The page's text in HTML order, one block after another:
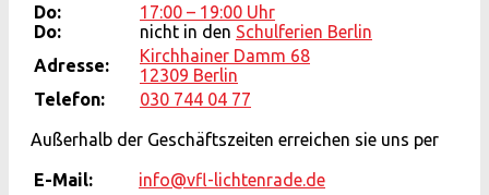
Do:
Do:
17:00 – 19:00 Uhr
nicht in den Schulferien Berlin
Adresse:
Kirchhainer Damm 68
12309 Berlin
Telefon:
030 744 04 77
Außerhalb der Geschäftszeiten erreichen sie uns per
E-Mail: info@vfl-lichtenrade.de